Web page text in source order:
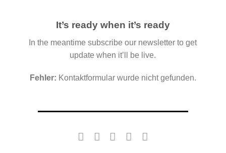
It’s ready when it’s ready
In the meantime subscribe our newsletter to get
update when it’ll be live.
Fehler: Kontaktformular wurde nicht gefunden.